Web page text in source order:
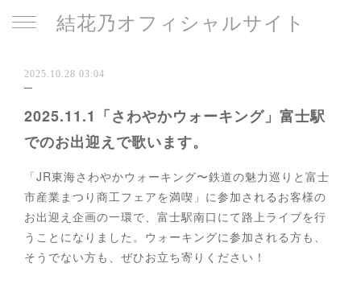
結花乃オフィシャルサイト
2025.10.28 03:04
2025.11.1「さわやかウォーキング」富士駅
でのお出迎えで歌います。
「JR東海さわやかウォーキング〜鉄道の魅力巡りと富士
市産業まつり商工フェアを満喫」に参加されるお客様の
お出迎え企画の一環で、富士駅南口にて路上ライブを行
うことになりました。ウォーキングに参加される方も、
そうでない方も、ぜひお立ち寄りください！